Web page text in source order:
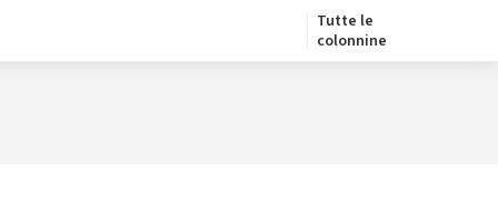
Tutte le
colonnine